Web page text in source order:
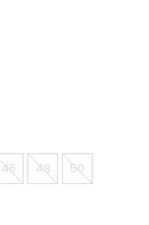
46 48 50